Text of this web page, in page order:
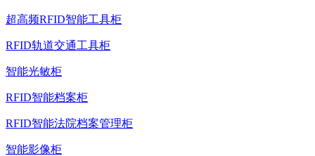
超高频RFID智能工具柜
RFID轨道交通工具柜
智能光敏柜
RFID智能档案柜
RFID智能法院档案管理柜
智能影像柜